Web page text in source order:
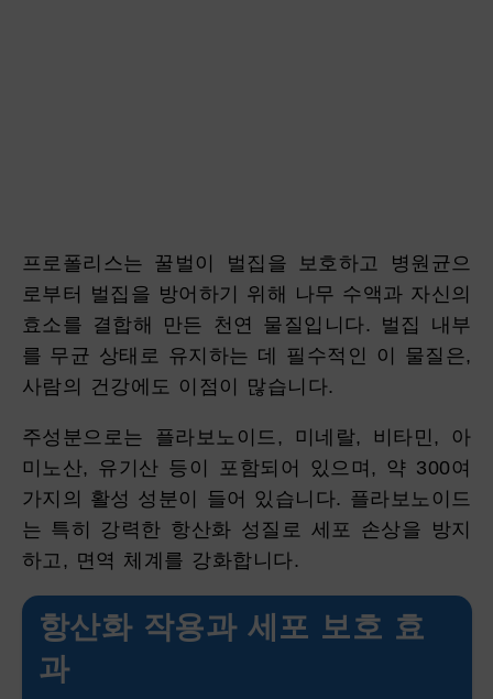
프로폴리스는 꿀벌이 벌집을 보호하고 병원균으
로부터 벌집을 방어하기 위해 나무 수액과 자신의
효소를 결합해 만든 천연 물질입니다. 벌집 내부
를 무균 상태로 유지하는 데 필수적인 이 물질은,
사람의 건강에도 이점이 많습니다.
주성분으로는 플라보노이드, 미네랄, 비타민, 아
미노산, 유기산 등이 포함되어 있으며, 약 300여
가지의 활성 성분이 들어 있습니다. 플라보노이드
는 특히 강력한 항산화 성질로 세포 손상을 방지
하고, 면역 체계를 강화합니다.
항산화 작용과 세포 보호 효
과